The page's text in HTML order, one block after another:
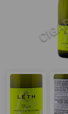
Шардоне, Пино
с нотами
деликатных
австрийской